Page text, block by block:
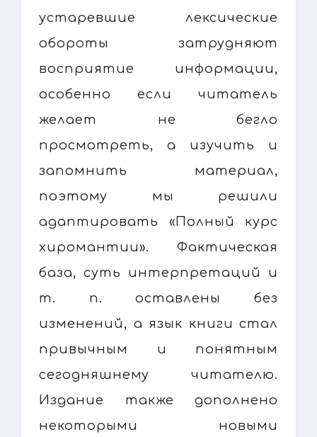
устаревшие лексические
обороты затрудняют
восприятие информации,
особенно если читатель
желает не бегло
просмотреть, а изучить и
запомнить материал,
поэтому мы решили
адаптировать «Полный курс
хиромантии». Фактическая
база, суть интерпретаций и
т. п. оставлены без
изменений, а язык книги стал
привычным и понятным
сегодняшнему читателю.
Издание также дополнено
некоторыми новыми